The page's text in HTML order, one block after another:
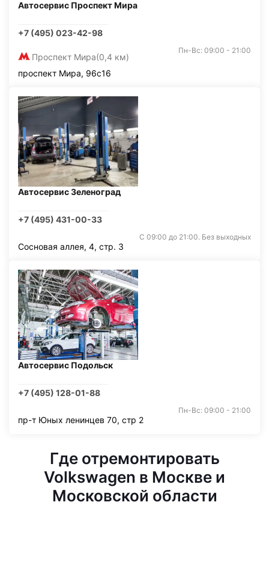
Автосервис Проспект Мира
+7 (495) 023-42-98
Проспект Мира(0,4 км)
Пн-Вс: 09:00 - 21:00
проспект Мира, 96с16
Автосервис Зеленоград
+7 (495) 431-00-33
С 09:00 до 21:00. Без выходных
Сосновая аллея, 4, стр. 3
Автосервис Подольск
+7 (495) 128-01-88
Пн-Вс: 09:00 - 21:00
пр-т Юных ленинцев 70, стр 2
Где отремонтировать
Volkswagen в Москве и
Московской области